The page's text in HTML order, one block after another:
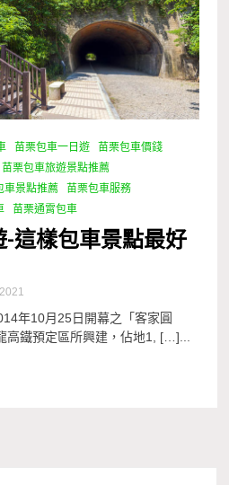
苗栗包車一日遊
苗栗包車價錢
苗栗包車旅遊景點推薦
車景點推薦
苗栗包車服務
苗栗通霄包車
這樣包車景點最好
年10月25日開幕之「客家圓
高鐵預定區所興建，佔地1, […]...